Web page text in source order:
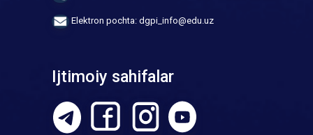
Elektron pochta: dgpi_info@edu.uz
Ijtimoiy sahifalar